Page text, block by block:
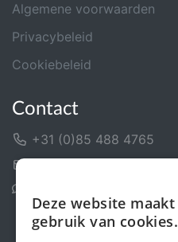
Algemene voorwaarden
Privacybeleid
Cookiebeleid
Contact
+31 (0)85 488 4765
Deze website maakt
gebruik van cookies.